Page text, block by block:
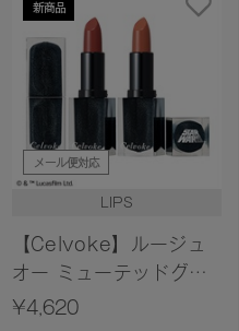
新商品
メール便対応
LIPS
【Celvoke】ルージュ
オー ミューテッドグロ
ウ［EX07,EX08］＜限
¥4,620